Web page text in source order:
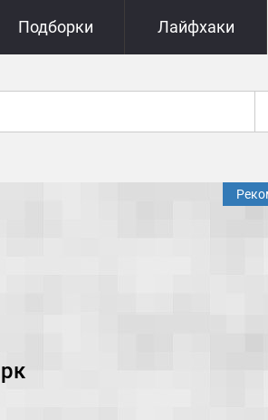
Подборки Лайфхаки